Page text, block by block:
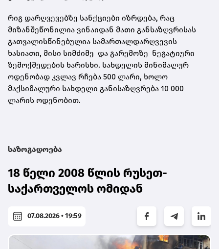
რიგ დარღვევებზე სანქციები იზრდება, რაც
მიზანშეწონილია ვინაიდან მათი განსაზღვრისას
გათვალისწინებულია სამართალდარღვევის
ხასიათი, მისი სიმძიმე და გარემოზე ნეგატიური
ზემოქმედების ხარისხი. სახდელის მინიმალურ
ოდენობად კვლავ რჩება 500 ლარი, ხოლო
მაქსიმალური სახდელი განისაზღვრება 10 000
ლარის ოდენობით.
საზოგადოება
18 წელი 2008 წლის რუსეთ-
საქართველოს ომიდან
07.08.2026 • 19:59